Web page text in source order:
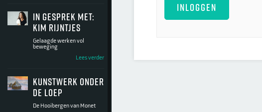
In gesprek met:
Kim Rijntjes
Gelaagde werken vol
beweging
Lees verder
Kunstwerk onder
de loep
De Hooibergen van Monet
INLOGGEN